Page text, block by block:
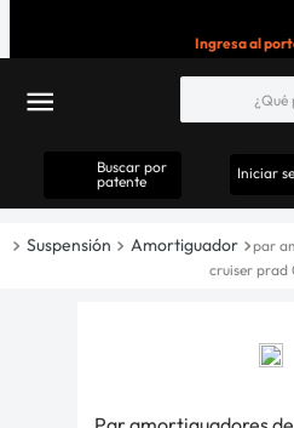
Ingresa al
Buscar por
patente
Suspensión Amortiguador
par
cruiser prad